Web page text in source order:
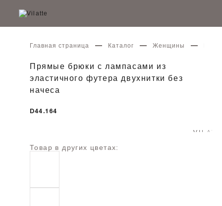
Главная страница Каталог Женщины
Прямые брюки с лампасами из
эластичного футера двухнитки без
начеса
D44.164
Товар в других цветах: